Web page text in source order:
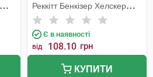
Реккітт Бенкізер Хелскер
Мануфектурінг
Є в наявності
від 108.10 грн
КУПИТИ